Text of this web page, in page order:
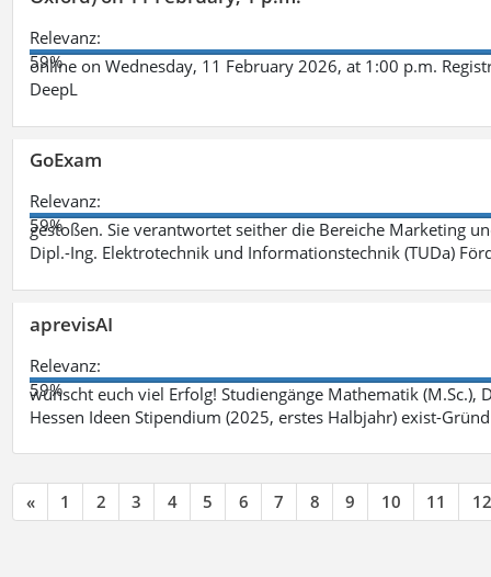
Relevanz:
59%
online on Wednesday, 11 February 2026, at 1:00 p.m.
DeepL
GoExam
Relevanz:
59%
gestoßen. Sie verantwortet seither die Bereiche Marketing
Dipl.-Ing. Elektrotechnik und Informationstechnik (TUDa)
aprevisAI
Relevanz:
59%
wünscht euch viel Erfolg! Studiengänge Mathematik (M.Sc.),
Hessen Ideen Stipendium (2025, erstes Halbjahr) exist-
« 1 2 3 4 5 6 7 8 9 10 11 12